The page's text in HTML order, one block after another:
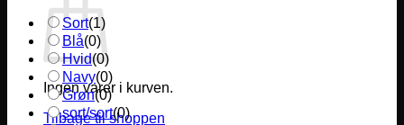
Ingen varer i kurven.
Tilbage til shoppen
Sort(1)
Blå(0)
Hvid(0)
Navy(0)
Grøn(0)
sort/sort(0)